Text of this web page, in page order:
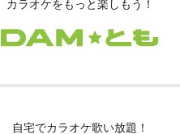
カラオケをもっと楽しもう！
自宅でカラオケ歌い放題！